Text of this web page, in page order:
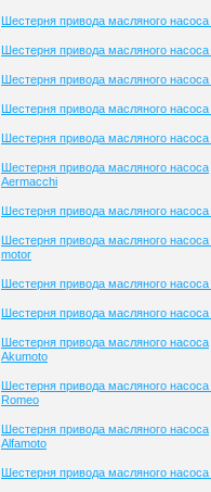
Шестерня привода масляного
Шестерня привода масляного
Шестерня привода масляного насоса
Шестерня привода масляного насоса
Шестерня привода масляного насоса
Шестерня привода масляного насоса
Aermacchi
Шестерня привода масляного
Шестерня привода масляного насоса
motor
Шестерня привода масляного насоса
Шестерня привода масляного насоса
Шестерня привода масляного насоса
Akumoto
Шестерня привода масляного насоса
Romeo
Шестерня привода масляного насоса
Alfamoto
Шестерня привода масляного насоса